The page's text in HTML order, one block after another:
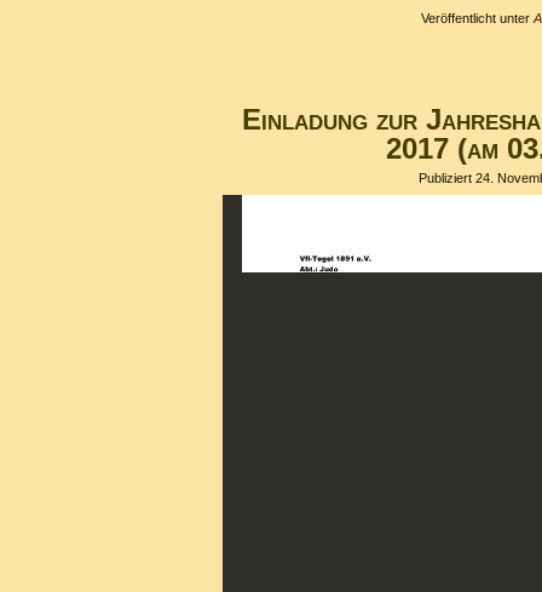
Veröffentlicht unter
Einladung zur
2017 (am
Publiziert 24.